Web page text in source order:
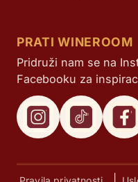
PRATI WINEROOM
Pridruži nam se na
Facebooku za